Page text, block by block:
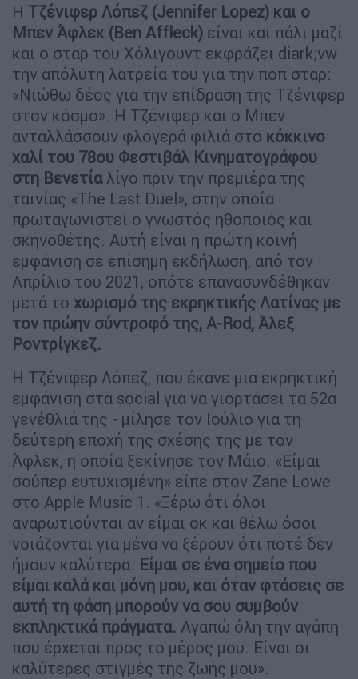
Η Τζένιφερ Λόπεζ (Jennifer Lopez) και ο
Μπεν Άφλεκ (Ben Affleck) είναι και πάλι μαζί
και ο σταρ του Χόλιγουντ εκφράζει diark;vw
την απόλυτη λατρεία του για την ποπ σταρ:
«Νιώθω δέος για την επίδραση της Τζένιφερ
στον κόσμο». Η Τζένιφερ και ο Μπεν
ανταλλάσσουν φλογερά φιλιά στο κόκκινο
χαλί του 78ου Φεστιβάλ Κινηματογράφου
στη Βενετίαλίγο πριν την πρεμιέρα της
ταινίας «The Last Duel», στην οποία
πρωταγωνιστεί ο γνωστός ηθοποιός και
σκηνοθέτης. Αυτή είναι η πρώτη κοινή
εμφάνιση σε επίσημη εκδήλωση, από τον
Απρίλιο του 2021, οπότε επανασυνδέθηκαν
μετά το χωρισμό της εκρηκτικής Λατίνας με
τον πρώην σύντροφό της, A-Rod, Άλεξ
Ροντρίγκεζ.
Η Τζένιφερ Λόπεζ, που έκανε μια εκρηκτική
εμφάνιση στα social για να γιορτάσει τα 52α
γενέθλιά της - μίλησε τον Ιούλιο για τη
δεύτερη εποχή της σχέσης της με τον
Άφλεκ, η οποία ξεκίνησε τον Μάιο. «Είμαι
σούπερ ευτυχισμένη» είπε στον Zane Lowe
στο Apple Music 1. «Ξέρω ότι όλοι
αναρωτιούνται αν είμαι οκ και θέλω όσοι
νοιάζονται για μένα να ξέρουν ότι ποτέ δεν
ήμουν καλύτερα. Είμαι σε ένα σημείο που
είμαι καλά και μόνη μου, και όταν φτάσεις σε
αυτή τη φάση μπορούν να σου συμβούν
εκπληκτικά πράγματα. Αγαπώ όλη την αγάπη
που έρχεται προς το μέρος μου. Είναι οι
καλύτερες στιγμές της ζωής μου».